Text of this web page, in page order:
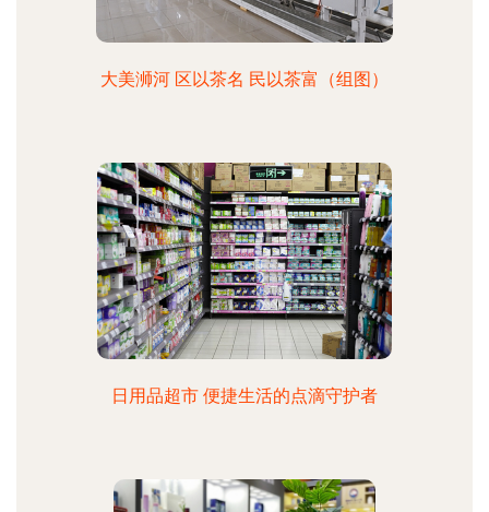
大美浉河 区以茶名 民以茶富（组图）
日用品超市 便捷生活的点滴守护者